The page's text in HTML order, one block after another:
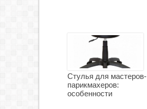
Стулья для мастеров-
парикмахеров:
особенности